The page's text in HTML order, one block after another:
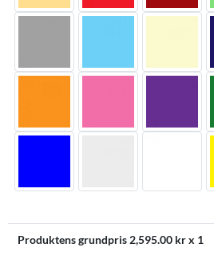
Produktens grundpris 2,595.00 kr x 1